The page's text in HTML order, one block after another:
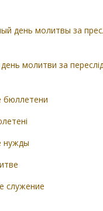
день молитвы за
молитви за
нужды
служение